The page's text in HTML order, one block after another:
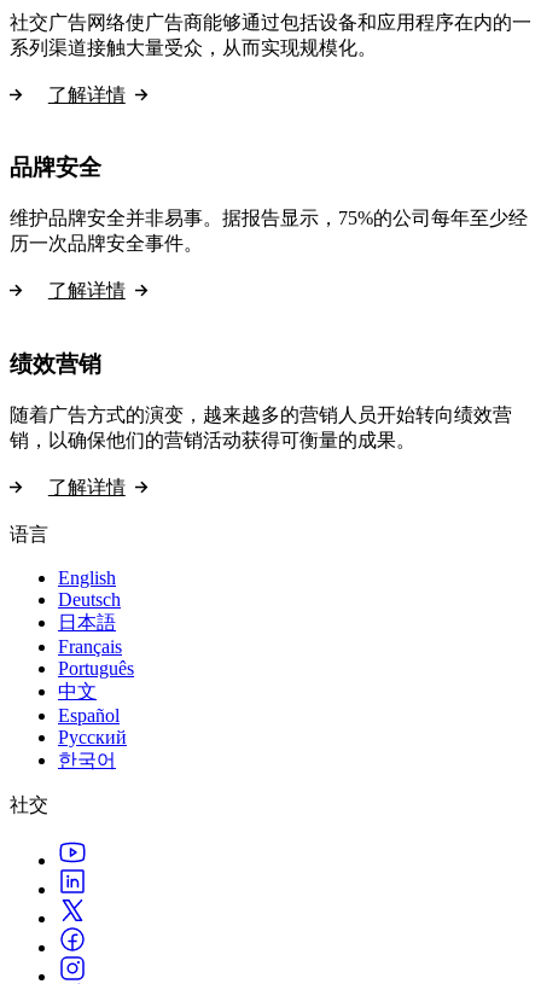
社交广告网络使广告商能够通过包括设备和应用程序在内的一
系列渠道接触大量受众，从而实现规模化。
了解详情
品牌安全
维护品牌安全并非易事。据报告显示，75%的公司每年至少经
历一次品牌安全事件。
了解详情
绩效营销
随着广告方式的演变，越来越多的营销人员开始转向绩效营
销，以确保他们的营销活动获得可衡量的成果。
了解详情
语言
English
Deutsch
日本語
Français
Português
中文
Español
Русский
한국어
社交